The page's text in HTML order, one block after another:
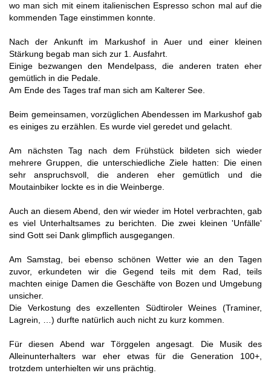
wo man sich mit einem italienischen Espresso schon mal auf die
kommenden Tage einstimmen konnte.
Nach der Ankunft im Markushof in Auer und einer kleinen
Stärkung begab man sich zur 1. Ausfahrt.
Einige bezwangen den Mendelpass, die anderen traten eher
gemütlich in die Pedale.
Am Ende des Tages traf man sich am Kalterer See.
Beim gemeinsamen, vorzüglichen Abendessen im Markushof gab
es einiges zu erzählen. Es wurde viel geredet und gelacht.
Am nächsten Tag nach dem Frühstück bildeten sich wieder
mehrere Gruppen, die unterschiedliche Ziele hatten: Die einen
sehr anspruchsvoll, die anderen eher gemütlich und die
Moutainbiker lockte es in die Weinberge.
Auch an diesem Abend, den wir wieder im Hotel verbrachten, gab
es viel Unterhaltsames zu berichten. Die zwei kleinen 'Unfälle'
sind Gott sei Dank glimpflich ausgegangen.
Am Samstag, bei ebenso schönen Wetter wie an den Tagen
zuvor, erkundeten wir die Gegend teils mit dem Rad, teils
machten einige Damen die Geschäfte von Bozen und Umgebung
unsicher.
Die Verkostung des exzellenten Südtiroler Weines (Traminer,
Lagrein, …) durfte natürlich auch nicht zu kurz kommen.
Für diesen Abend war Törggelen angesagt. Die Musik des
Alleinunterhalters war eher etwas für die Generation 100+,
trotzdem unterhielten wir uns prächtig.